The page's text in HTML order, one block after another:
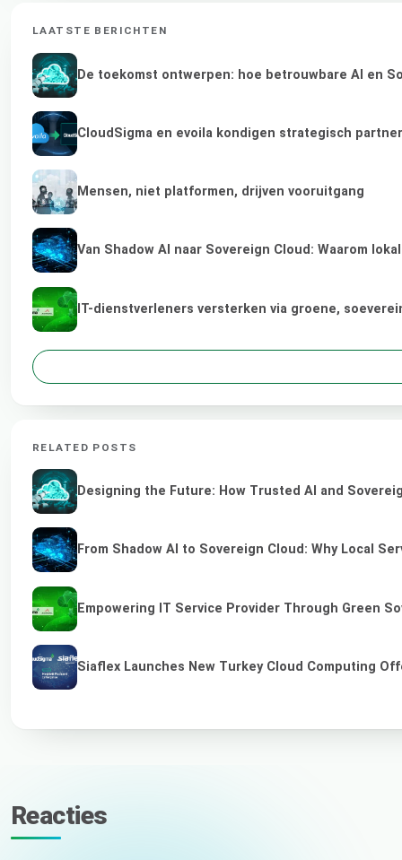
LAATSTE BERICHTEN
De toekomst ontwerpen: hoe betrouwbare AI en
CloudSigma en evoila kondigen strategisch
Mensen, niet platformen, drijven vooruitgang
Van Shadow AI naar Sovereign Cloud: Waarom
IT-dienstverleners versterken via groene,
RELATED POSTS
Designing the Future: How Trusted AI and
From Shadow AI to Sovereign Cloud: Why Local
Empowering IT Service Provider Through Green
Siaflex Launches New Turkey Cloud Computing
Reacties